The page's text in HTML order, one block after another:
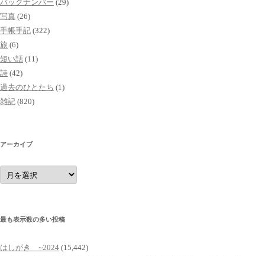
バックナンバー (29)
写真 (26)
手帳手記 (322)
旅 (6)
短い話 (11)
詩 (42)
過去のひとたち (1)
雑記 (820)
アーカイブ
ア
イ
ブ
最も表示数の多い投稿
はしがき ~2024 (15,442)